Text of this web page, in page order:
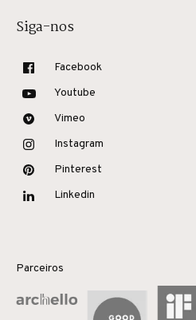
Siga-nos
Facebook
Youtube
Vimeo
Instagram
Pinterest
Linkedin
Parceiros